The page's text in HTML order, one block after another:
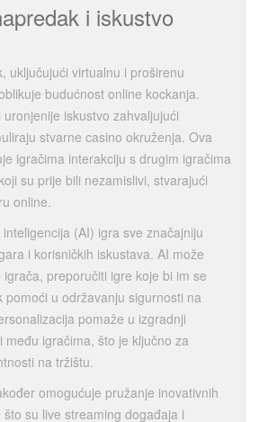
i iskustvo
uključujući virtualnu i proširenu
budućnost online kockanja.
iskustvo zahvaljujući
stvarne casino okruženja. Ova
igračima interakciju s drugim igračima
su prije bili nezamislivi, stvarajući
online.
(AI) igra sve značajniju
i korisničkih iskustava. AI može
preporučiti igre koje bi im se
pomoći u održavanju sigurnosti na
pomaže u izgradnji
među igračima, što je ključno za
na tržištu.
omogućuje pružanje inovativnih
su live streaming događaja i